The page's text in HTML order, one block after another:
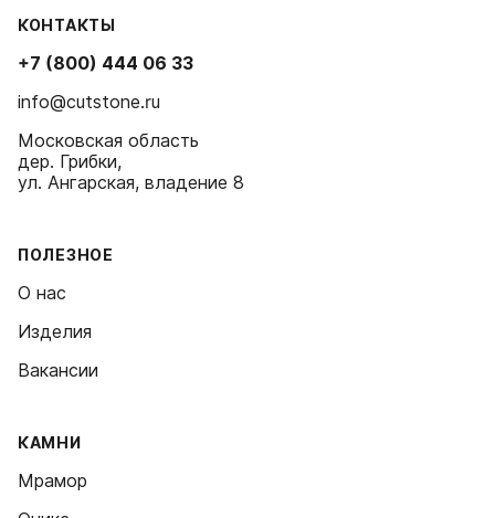
КОНТАКТЫ
+7 (800) 444 06 33
info@cutstone.ru
Московская область
дер. Грибки,
ул. Ангарская, владение 8
ПОЛЕЗНОЕ
О нас
Изделия
Вакансии
КАМНИ
Мрамор